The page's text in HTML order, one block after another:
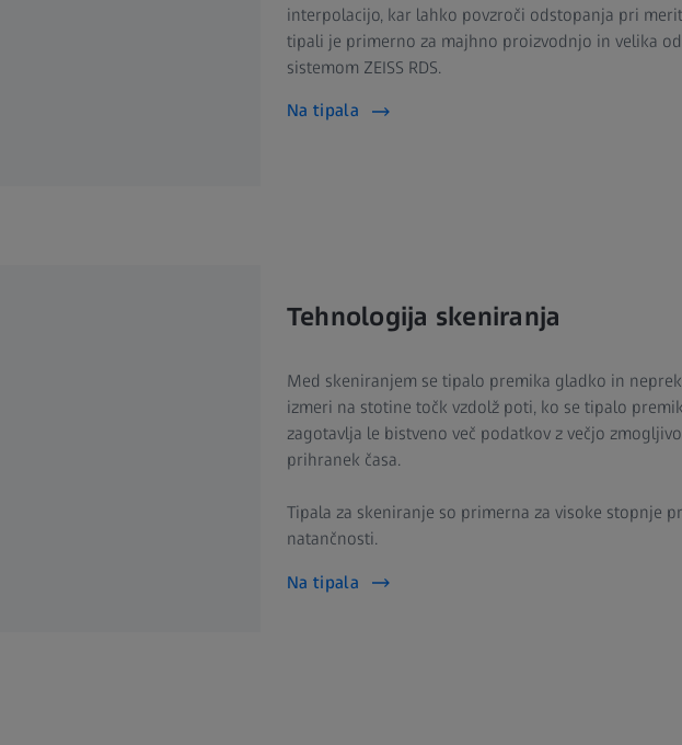
interpolacijo, kar lahko povzroči odstopanja pri
tipali je primerno za majhno proizvodnjo in velika
sistemom ZEISS RDS.
Na tipala
Tehnologija skeniranja
Med skeniranjem se tipalo premika gladko in
izmeri na stotine točk vzdolž poti, ko se tipalo
zagotavlja le bistveno več podatkov z večjo
prihranek časa.
Tipala za skeniranje so primerna za visoke stopnje
natančnosti.
Na tipala